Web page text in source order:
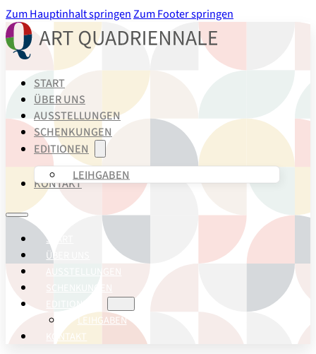
Zum Hauptinhalt springenZum Footer springen
START
ÜBER UNS
AUSSTELLUNGEN
SCHENKUNGEN
EDITIONEN
LEIHGABEN
KONTAKT
START
ÜBER UNS
LEIHGABEN
KONTAKT